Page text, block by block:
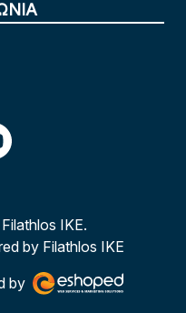
ΙΚΕ.
by Filathlos ΙΚΕ
by